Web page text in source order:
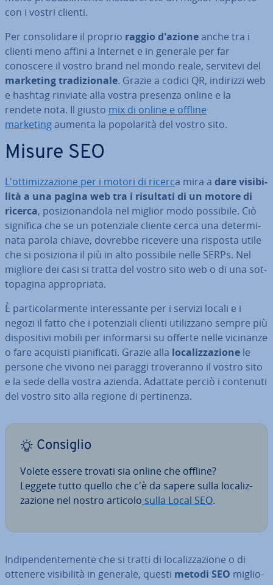
con i vostri clienti.
Per con­so­li­da­re il proprio raggio d'azioneanche tra i
clienti meno affini a Internet e in generale per far
conoscere il vostro brand nel mondo reale, servitevi del
marketing tra­di­zio­na­le. Grazie a codici QR, indirizzi web
e hashtag rinviate alla vostra presenza online e la
rendete nota. Il giusto mix di online e offline
marketingaumenta la po­po­la­ri­tà del vostro sito.
Misure SEO
L'ot­ti­miz­za­zio­ne per i motori di ricerca mira a dare vi­si­bi­
li­tà a una pagina web tra i risultati di un motore di
ricerca, po­si­zio­nan­do­la nel miglior modo possibile. Ciò
significa che se un po­ten­zia­le cliente cerca una de­ter­mi­
na­ta parola chiave, dovrebbe ricevere una risposta utile
che si posiziona il più in alto possibile nelle SERPs. Nel
migliore dei casi si tratta del vostro sito web o di una sot­
to­pa­gi­na ap­pro­pria­ta.
È par­ti­co­lar­men­te in­te­res­san­te per i servizi locali e i
negozi il fatto che i po­ten­zia­li clienti uti­liz­za­no sempre più
di­spo­si­ti­vi mobili per in­for­mar­si su offerte nelle vicinanze
o fare acquisti pia­ni­fi­ca­ti. Grazie alla lo­ca­liz­za­zio­ne le
persone che vivono nei paraggi tro­ve­ran­no il vostro sito
e la sede della vostra azienda. Adattate perciò i contenuti
del vostro sito alla regione di per­ti­nen­za.
Consiglio
Volete essere trovati sia online che offline?
Leggete tutto quello che c'è da sapere sulla lo­ca­liz­
za­zio­ne nel nostro articolo sulla Local SEO.
In­di­pen­den­te­men­te che si tratti di lo­ca­liz­za­zio­ne o di
ottenere vi­si­bi­li­tà in generale, questi metodi SEO mi­glio­